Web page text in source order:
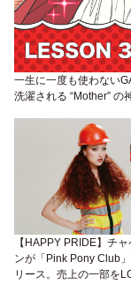
一生に一度も使わない
洗濯される “Mother” の
【HAPPY PRIDE】チ
ンが「Pink Pony Club
リース。売上の一部を